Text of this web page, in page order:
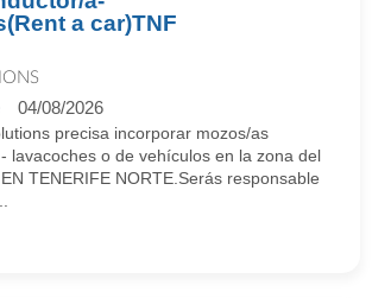
a car)TNF
04/08/2026
precisa incorporar mozos/as
lavacoches o de vehículos en la zona del
TENERIFE NORTE.Serás responsable